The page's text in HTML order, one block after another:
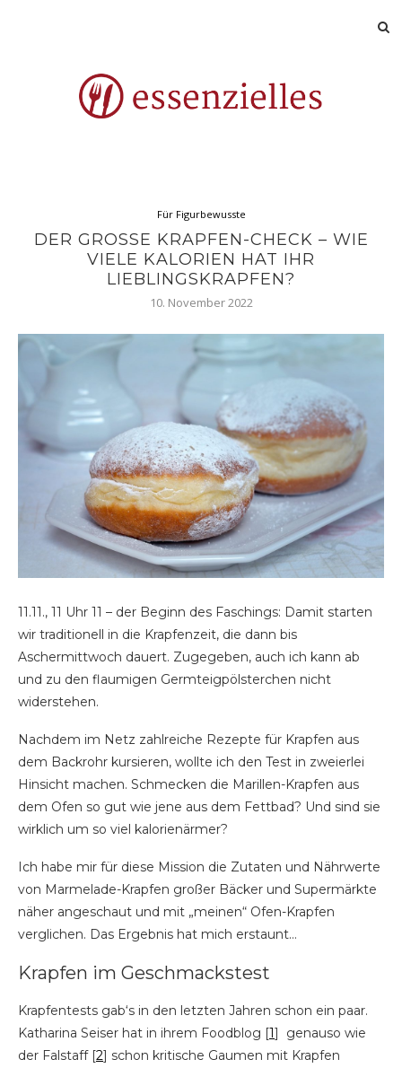
Für Figurbewusste
DER GROSSE KRAPFEN-CHECK – WIE V
IELE KALORIEN HAT IHR L
IEBLINGSKRAPFEN?
10. November 2022
11.11., 11 Uhr 11 – der Beginn des Faschings: Damit starten
wir traditionell in die Krapfenzeit, die dann bis
Aschermittwoch dauert. Zugegeben, auch ich kann ab
und zu den flaumigen Germteigpölsterchen nicht
widerstehen.
Nachdem im Netz zahlreiche Rezepte für Krapfen aus
dem Backrohr kursieren, wollte ich den Test in zweierlei
Hinsicht machen. Schmecken die Marillen-Krapfen aus
dem Ofen so gut wie jene aus dem Fettbad? Und sind sie
wirklich um so viel kalorienärmer?
Ich habe mir für diese Mission die Zutaten und Nährwerte
von Marmelade-Krapfen großer Bäcker und Supermärkte
näher angeschaut und mit „meinen“ Ofen-Krapfen
verglichen. Das Ergebnis hat mich erstaunt…
Krapfen im Geschmackstest
Krapfentests gab‘s in den letzten Jahren schon ein paar.
Katharina Seiser hat in ihrem Foodblog [1] genauso wie
der Falstaff [2] schon kritische Gaumen mit Krapfen